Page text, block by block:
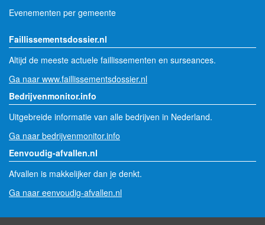
Evenementen per gemeente
Faillissementsdossier.nl
Altijd de meeste actuele faillissementen en surseances.
Ga naar www.faillissementsdossier.nl
Bedrijvenmonitor.info
Uitgebreide informatie van alle bedrijven in Nederland.
Ga naar bedrijvenmonitor.info
Eenvoudig-afvallen.nl
Afvallen is makkelijker dan je denkt.
Ga naar eenvoudig-afvallen.nl